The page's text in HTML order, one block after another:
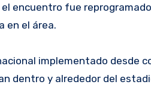
encuentro fue
en el área.
implementado desde
dentro y alrededor del